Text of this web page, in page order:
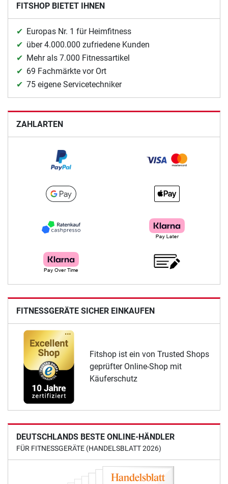
FITSHOP BIETET IHNEN
Europas Nr. 1 für Heimfitness
über 4.000.000 zufriedene Kunden
Mehr als 7.000 Fitnessartikel
69 Fachmärkte vor Ort
75 eigene Servicetechniker
ZAHLARTEN
FITNESSGERÄTE SICHER EINKAUFEN
Fitshop ist ein von Trusted Shops
geprüfter Online-Shop mit
Käuferschutz
DEUTSCHLANDS BESTE ONLINE-HÄNDLER
FÜR FITNESSGERÄTE (HANDELSBLATT 2026)